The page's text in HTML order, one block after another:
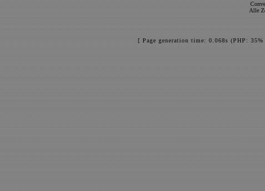
Alle
[ Page generation time: 0.068s (PHP: